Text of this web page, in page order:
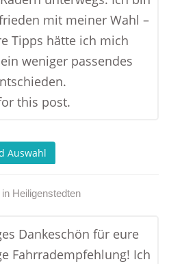
mit meiner Wahl –
Tipps hätte ich mich
weniger passendes
this post.
Auswahl
Heiligenstedten
Dankeschön für eure
Fahrradempfehlung! Ich